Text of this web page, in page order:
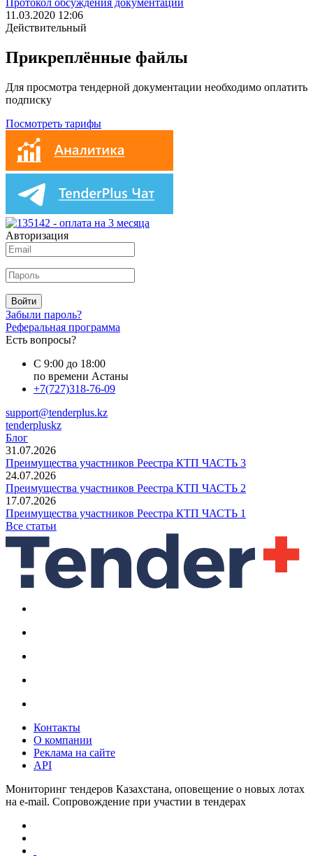
Протокол обсуждения документации
11.03.2020 12:06
Действительный
Прикреплённые файлы
Для просмотра тендерной документации необходимо оплатить
подписку
Посмотреть тарифы
Авторизация
Войти
Забыли пароль?
Реферальная программа
Есть вопросы?
С 9:00 до 18:00
по времени Астаны
+7(727)318-76-09
support@tenderplus.kz
tenderpluskz
Блог
31.07.2026
Преимущества участников Реестра КТП ЧАСТЬ 3
24.07.2026
Преимущества участников Реестра КТП ЧАСТЬ 2
17.07.2026
Преимущества участников Реестра КТП ЧАСТЬ 1
Все статьи
Контакты
О компании
Реклама на сайте
API
Мониторинг тендеров Казахстана, оповещение о новых лотах
на e-mail. Сопровождение при участии в тендерах